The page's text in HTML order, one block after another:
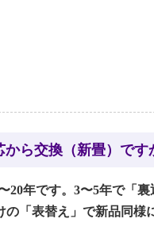
ら交換（新畳）です
20年です。3〜5年で「
「表替え」で新品同様